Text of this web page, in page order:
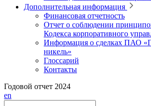
Дополнительная информация
Финансовая отчетность
Отчет о соблюдении
Кодекса корпоративного
Информация о сделках ПАО
никель»
Глоссарий
Контакты
Годовой отчет 2024
en